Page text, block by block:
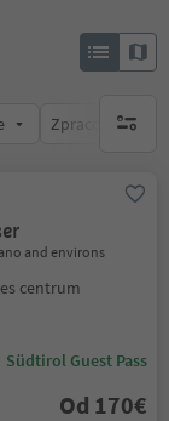
Zpracovávábrak
and environs
centrum
Südtirol Guest Pass
Od 170€